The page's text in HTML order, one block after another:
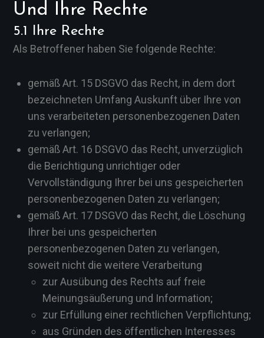
Und Ihre Rechte
5.1 Ihre Rechte
Als Betroffener haben Sie folgende Rechte:
gemäß Art. 15 DSGVO das Recht, in dem dort
bezeichneten Umfang Auskunft über Ihre von
uns verarbeiteten personenbezogenen Daten
zu verlangen;
gemäß Art. 16 DSGVO das Recht, unverzüglich
die Berichtigung unrichtiger oder
Vervollständigung Ihrer bei uns gespeicherten
personenbezogenen Daten zu verlangen;
gemäß Art. 17 DSGVO das Recht, die Löschung
Ihrer bei uns gespeicherten
personenbezogenen Daten zu verlangen,
soweit nicht die weitere Verarbeitung
zur Ausübung des Rechts auf freie
Meinungsäußerung und Information;
zur Erfüllung einer rechtlichen Verpflichtung;
aus Gründen des öffentlichen Interesses